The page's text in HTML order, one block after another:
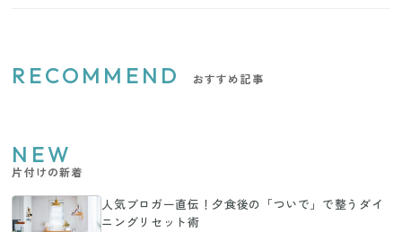
RECOMMEND おすすめ記事
NEW
片付けの新着
人気ブロガー直伝！夕食後の「ついで」で整うダイ
ニングリセット術